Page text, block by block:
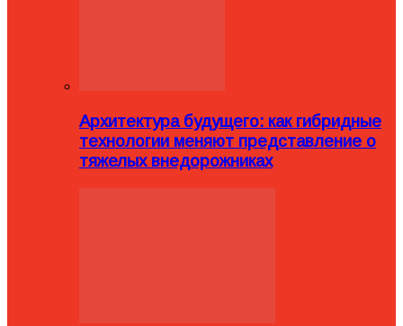
Архитектура будущего: как гибридные
технологии меняют представление о
тяжелых внедорожниках